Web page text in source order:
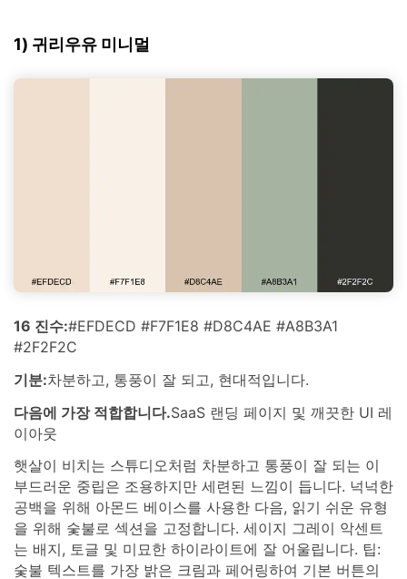
1) 귀리우유 미니멀
16 진수:#EFDECD #F7F1E8 #D8C4AE #A8B3A1
#2F2F2C
기분:차분하고, 통풍이 잘 되고, 현대적입니다.
다음에 가장 적합합니다.SaaS 랜딩 페이지 및 깨끗한 UI 레
이아웃
햇살이 비치는 스튜디오처럼 차분하고 통풍이 잘 되는 이
부드러운 중립은 조용하지만 세련된 느낌이 듭니다. 넉넉한
공백을 위해 아몬드 베이스를 사용한 다음, 읽기 쉬운 유형
을 위해 숯불로 섹션을 고정합니다. 세이지 그레이 악센트
는 배지, 토글 및 미묘한 하이라이트에 잘 어울립니다. 팁:
숯불 텍스트를 가장 밝은 크림과 페어링하여 기본 버튼의